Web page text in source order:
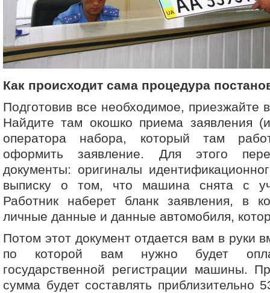
Как происходит сама процедура
Подготовив все необходимое,
Найдите там окошко приема заявления
оператора набора, который там
оформить заявление. Для этого
документы: оригиналы
выписку о том, что машина снята с
Работник наберет бланк заявления, в
личные данные и данные автомобиля,
Потом этот документ отдается вам в руки
по которой вам нужно будет
государственной регистрации машины.
сумма будет составлять приблизительно